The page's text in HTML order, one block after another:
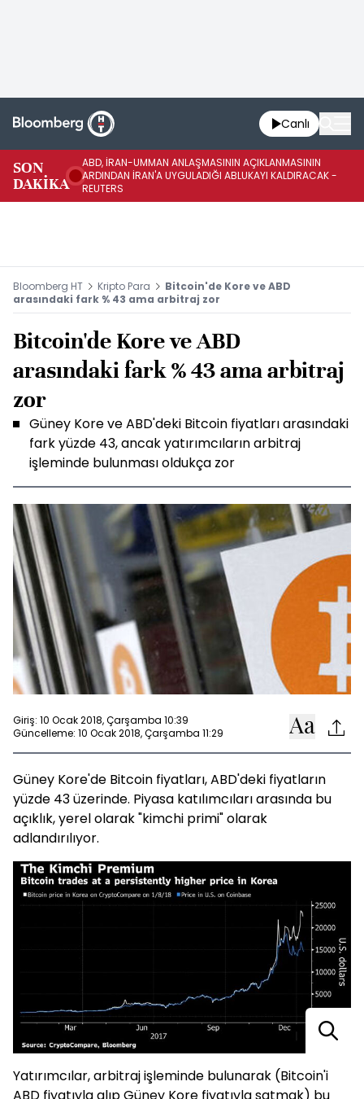
Canlı
SON
DAKİKA
ABD, İRAN-UMMAN ANLAŞMASININ AÇIKLANMASININ
ARDINDAN İRAN'A UYGULADIĞI ABLUKAYI KALDIRACAK -
REUTERS
Bloomberg HT Kripto Para
Bitcoin'de Kore ve ABD
arasındaki fark % 43 ama arbitraj zor
Bitcoin'de Kore ve ABD
arasındaki fark % 43 ama arbitraj
zor
Güney Kore ve ABD'deki Bitcoin fiyatları arasındaki
fark yüzde 43, ancak yatırımcıların arbitraj
işleminde bulunması oldukça zor
Giriş: 10 Ocak 2018, Çarşamba 10:39
Güncelleme: 10 Ocak 2018, Çarşamba 11:29
Güney Kore'de Bitcoin fiyatları, ABD'deki fiyatların
yüzde 43 üzerinde. Piyasa katılımcıları arasında bu
açıklık, yerel olarak "kimchi primi" olarak
adlandırılıyor.
Yatırımcılar, arbitraj işleminde bulunarak (Bitcoin'i